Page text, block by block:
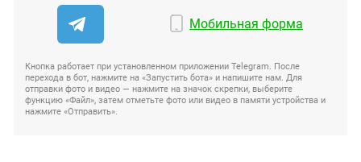
Мобильная форма
Кнопка работает при установленном приложении Telegram. После
перехода в бот, нажмите на «Запустить бота» и напишите нам. Для
отправки фото и видео — нажмите на значок скрепки, выберите
функцию «Файл», затем отметьте фото или видео в памяти устройства и
нажмите «Отправить».